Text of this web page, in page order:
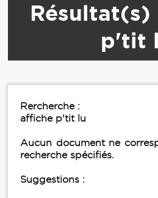
Résultat(s)
p'tit
Rercherche :
affiche p'tit lu
Aucun document ne
recherche spécifiés.
Suggestions :